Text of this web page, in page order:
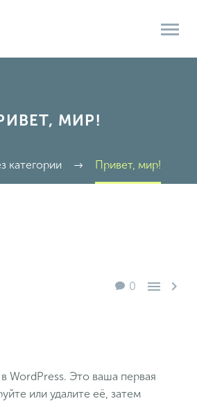
МИР!
категории Привет, мир!
0  
WordPress. Это ваша первая
или удалите её, затем